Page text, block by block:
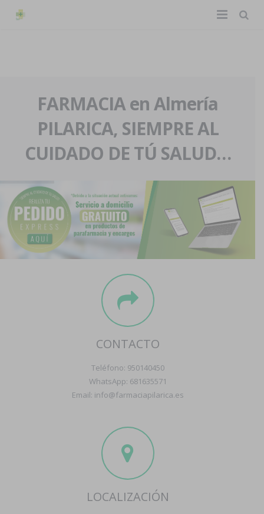
La farmacia
Nuestra historia
Nuestro equipo
Eventos
Servicios y reservas
Pedidos express
Blog
Contacto
Boletín
FARMACIA en Almería
PILARICA, SIEMPRE AL
CUIDADO DE TÚ SALUD…
CONTACTO
Teléfono: 950140450
WhatsApp: 681635571
Email: info@farmaciapilarica.es
LOCALIZACIÓN